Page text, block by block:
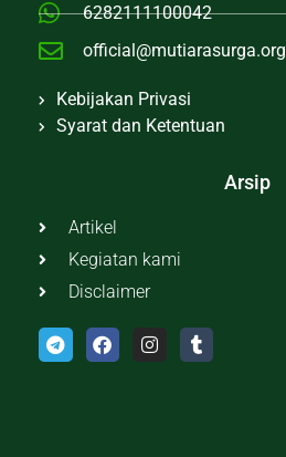
6282111100042
official@mutiarasurga.org
Kebijakan Privasi
Syarat dan Ketentuan
Arsip
Artikel
Kegiatan kami
Disclaimer